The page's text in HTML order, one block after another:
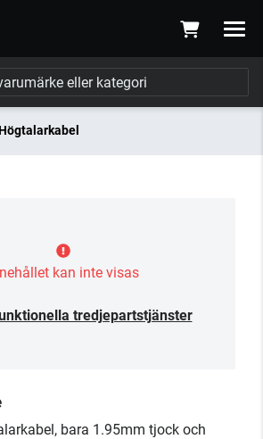
kan inte visas
tredjepartstjänster
bara 1.95mm tjock och